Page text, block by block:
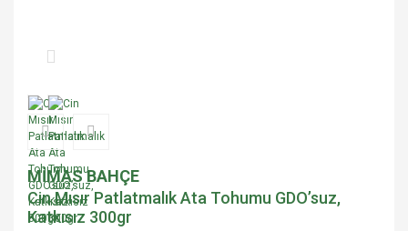
MİMAS BAHÇE
Cin Mısır Patlatmalık Ata Tohumu GDO’suz,
Katkısız 300gr